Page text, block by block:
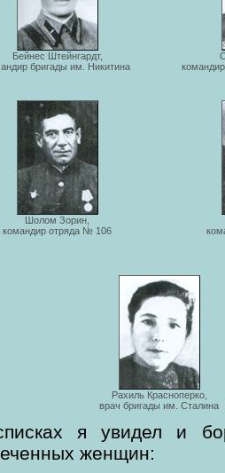
Бейнес Штейнгардт,
бригады им. Никитина
Шолом Зорин,
командир отряда № 106
Рахиль Красноперко,
врач бригады им. Сталина
я увидел и
женщин: